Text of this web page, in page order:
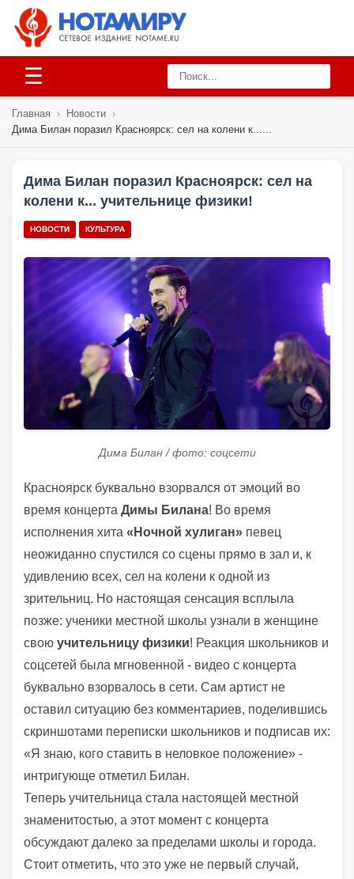
☰
Главная › Новости ›
Дима Билан поразил Красноярск: сел на колени к......
Дима Билан поразил Красноярск: сел на
колени к... учительнице физики!
НОВОСТИ КУЛЬТУРА
Дима Билан / фото: соцсети
Красноярск буквально взорвался от эмоций во
время концерта Димы Билана! Во время
исполнения хита «Ночной хулиган» певец
неожиданно спустился со сцены прямо в зал и, к
удивлению всех, сел на колени к одной из
зрительниц. Но настоящая сенсация всплыла
позже: ученики местной школы узнали в женщине
свою учительницу физики! Реакция школьников и
соцсетей была мгновенной - видео с концерта
буквально взорвалось в сети. Сам артист не
оставил ситуацию без комментариев, поделившись
скриншотами переписки школьников и подписав их:
«Я знаю, кого ставить в неловкое положение» -
интригующе отметил Билан.
Теперь учительница стала настоящей местной
знаменитостью, а этот момент с концерта
обсуждают далеко за пределами школы и города.
Стоит отметить, что это уже не первый случай,